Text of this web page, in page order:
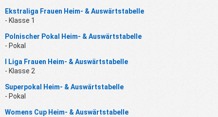
Ekstraliga Frauen Heim- & Auswärtstabelle
- Klasse 1
Polnischer Pokal Heim- & Auswärtstabelle
- Pokal
I Liga Frauen Heim- & Auswärtstabelle
- Klasse 2
Superpokal Heim- & Auswärtstabelle
- Pokal
Womens Cup Heim- & Auswärtstabelle